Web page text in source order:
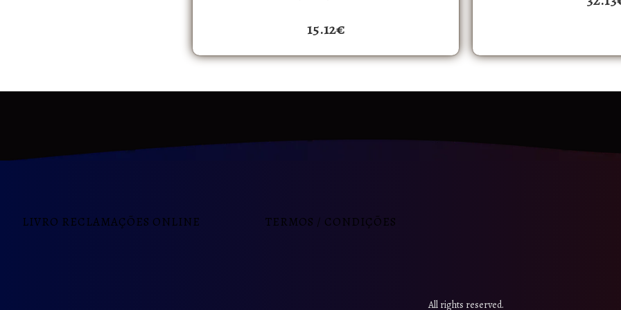
15.12€
LIVRO RECLAMAÇÕES ONLINE TERMOS / CONDIÇÕES
All rights reserved.